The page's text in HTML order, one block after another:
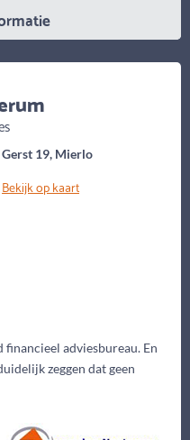
Gerst 19, Mierlo
Bekijk op kaart
adviesbureau. En
zeggen dat geen